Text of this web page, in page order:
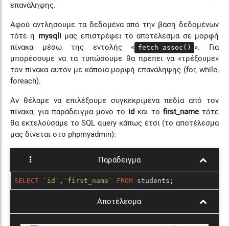
επανάληψης.
Αφού αντλήσουμε τα δεδομένα από την βάση δεδομένων
τότε η mysqli μας επιστρέφει το αποτέλεσμα σε μορφή
πίνακα μέσω της εντολής « fetch_assoc()
». Για
μπορέσουμε να τα τυπώσουμε θα πρέπει να «τρέξουμε»
τον πίνακα αυτόν με κάποια μορφή επανάληψης (for, while,
foreach).
Αν θέλαμε να επιλέξουμε συγκεκριμένα πεδία από τον
πίνακα, για παράδειγμα μόνο το id και το first_name τότε
θα εκτελούσαμε το SQL query κάπως έτσι (το αποτέλεσμα
μας δίνεται στο phpmyadmin):
Παράδειγμα
SELECT `id` , `first_name` FROM students;
Αποτέλεσμα